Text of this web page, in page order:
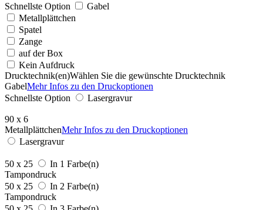
Schnellste Option
Gabel
Metallplättchen
Spatel
Zange
auf der Box
Kein Aufdruck
Drucktechnik(en)Wählen Sie die gewünschte Drucktechnik
GabelMehr Infos zu den Druckoptionen
Schnellste Option
Lasergravur
90 x 6
MetallplättchenMehr Infos zu den Druckoptionen
Lasergravur
50 x 25
In 1 Farbe(n)
Tampondruck
50 x 25
In 2 Farbe(n)
Tampondruck